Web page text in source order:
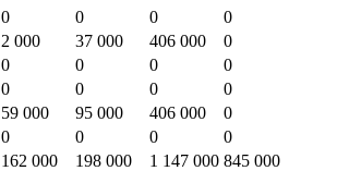
0 0 0
0
2 000 37 000 406 000
0
0 0 0
0
0 0 0
0
59 000 95 000 406 000
0
0 0 0
0
162 000 198 000 1 147 000 845 000